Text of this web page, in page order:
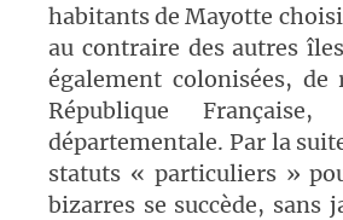
habitants de Mayotte
au contraire des autres
également colonisées, de
République
départementale. Par la
statuts « particuliers »
bizarres se succède, sans